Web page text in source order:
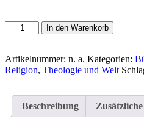
Vlk,
Miloslav:
-
Dietlinde
Gespräch
mit
In den Warenkorb
Artikelnummer: n. a. Kategorien:
Religion, Theologie und Welt
Beschreibung